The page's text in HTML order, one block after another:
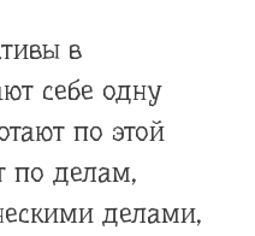
в
себе одну
по этой
по делам,
делами,